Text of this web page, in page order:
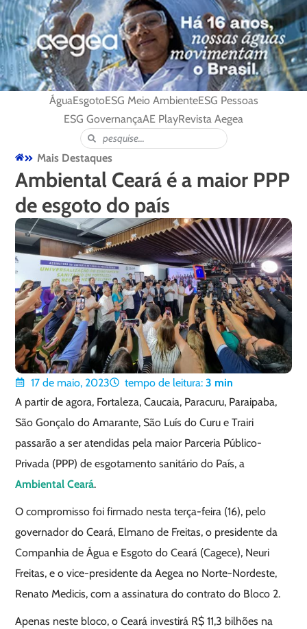
ÁguaEsgotoESG Meio AmbienteESG Pessoas
ESG GovernançaAE PlayRevista Aegea
Mais Destaques
Ambiental Ceará é a maior PPP
de esgoto do país
17 de maio, 2023 tempo de leitura: 3 min
A partir de agora, Fortaleza, Caucaia, Paracuru, Paraipaba,
São Gonçalo do Amarante, São Luís do Curu e Trairi
passarão a ser atendidas pela maior Parceria Público-
Privada (PPP) de esgotamento sanitário do País, a
Ambiental Ceará.
O compromisso foi firmado nesta terça-feira (16), pelo
governador do Ceará, Elmano de Freitas, o presidente da
Companhia de Água e Esgoto do Ceará (Cagece), Neuri
Freitas, e o vice-presidente da Aegea no Norte-Nordeste,
Renato Medicis, com a assinatura do contrato do Bloco 2.
Apenas neste bloco, o Ceará investirá R$ 11,3 bilhões na